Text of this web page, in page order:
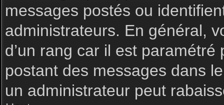
messages postés ou
administrateurs. En général,
d’un rang car il est
postant des messages dans
un administrateur peut